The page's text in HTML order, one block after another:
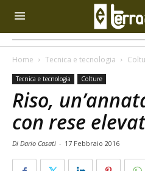
Home Tecnica e tecnologia
Tecnica e tecnologia Colture
Riso,
con rese
Di Dario Casati - 17 Febbraio 2016